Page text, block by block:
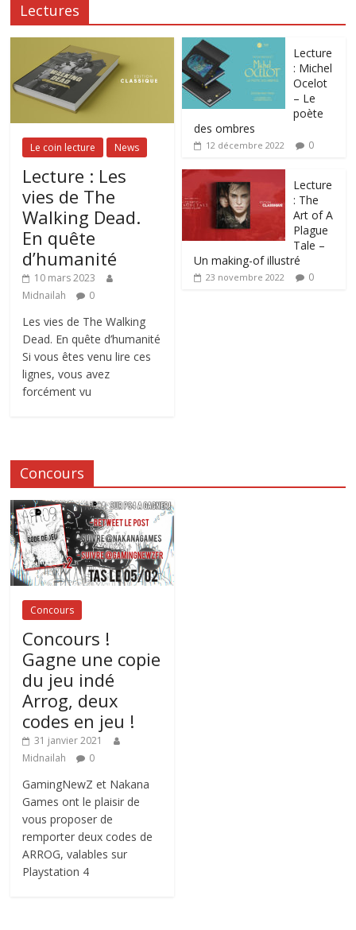
Lectures
Le coin lecture News
Lecture : Les
vies de The
Walking Dead.
En quête
d’humanité
10 mars 2023
Midnailah
0
Les vies de The Walking
Dead. En quête d’humanité
Si vous êtes venu lire ces
lignes, vous avez
forcément vu
Lecture
: Michel
Ocelot
– Le
poète
des ombres
12 décembre 2022 0
Lecture
: The
Art of A
Plague
Tale –
Un making-of illustré
23 novembre 2022 0
Concours
Concours
Concours !
Gagne une copie
du jeu indé
Arrog, deux
codes en jeu !
31 janvier 2021
Midnailah
0
GamingNewZ et Nakana
Games ont le plaisir de
vous proposer de
remporter deux codes de
ARROG, valables sur
Playstation 4